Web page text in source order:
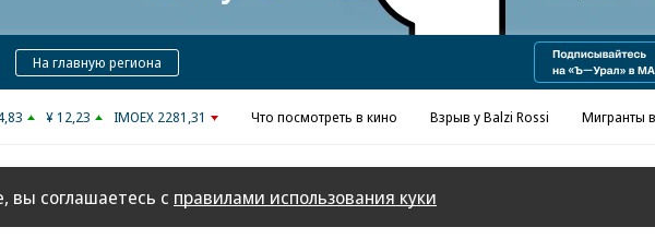
КоммерсантъНа главную региона
¥ 12,23 IMOEX 2281,31 Что посмотреть в кино Взрыв у Balzi Rossi Мигранты
вы соглашаетесь с правилами использования куки